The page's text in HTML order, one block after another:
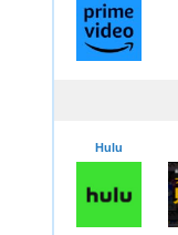
Hulu